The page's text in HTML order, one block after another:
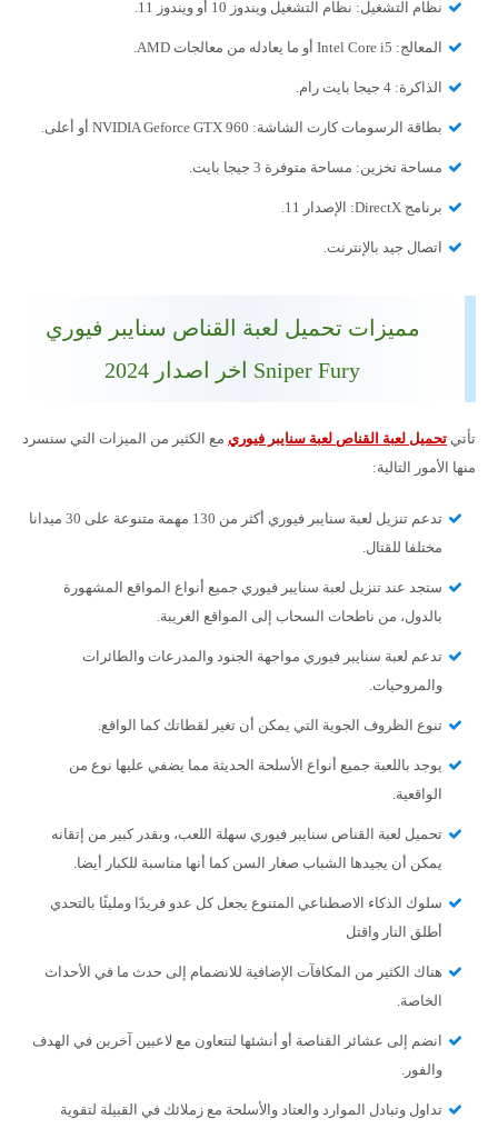
نظام التشغيل: نظام التشغيل ويندوز 10 أو ويندوز 11.
المعالج: Intel Core i5 أو ما يعادله من معالجات AMD.
الذاكرة: 4 جيجا بايت رام.
بطاقة الرسومات كارت الشاشة: NVIDIA Geforce GTX 960 أو أعلى.
مساحة تخزين: مساحة متوفرة 3 جيجا بايت.
برنامج DirectX: الإصدار 11.
اتصال جيد بالإنترنت.
مميزات تحميل لعبة القناص سنايبر فيوري
Sniper Fury اخر اصدار 2024
تأتي تحميل لعبة القناص لعبة سنايبر فيوري مع الكثير من الميزات التي سنسرد
منها الأمور التالية:
تدعم تنزيل لعبة سنايبر فيوري أكثر من 130 مهمة متنوعة على 30 ميدانا
مختلفا للقتال.
ستجد عند تنزيل لعبة سنايبر فيوري جميع أنواع المواقع المشهورة
بالدول، من ناطحات السحاب إلى المواقع الغريبة.
تدعم لعبة سنايبر فيوري مواجهة الجنود والمدرعات والطائرات
والمروحيات.
تنوع الظروف الجوية التي يمكن أن تغير لقطاتك كما الواقع.
يوجد باللعبة جميع أنواع الأسلحة الحديثة مما يضفي عليها نوع من
الواقعية.
تحميل لعبة القناص سنايبر فيوري سهلة اللعب، وبقدر كبير من إتقانه
يمكن أن يجيدها الشباب صغار السن كما أنها مناسبة للكبار أيضا.
سلوك الذكاء الاصطناعي المتنوع يجعل كل عدو فريدًا ومليئًا بالتحدي
أطلق النار واقتل
هناك الكثير من المكافآت الإضافية للانضمام إلى حدث ما في الأحداث
الخاصة.
انضم إلى عشائر القناصة أو أنشئها لتتعاون مع لاعبين آخرين في الهدف
والفور.
تداول وتبادل الموارد والعتاد والأسلحة مع زملائك في القبيلة لتقوية